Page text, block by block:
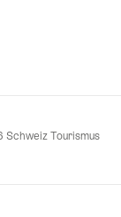
Tourismus